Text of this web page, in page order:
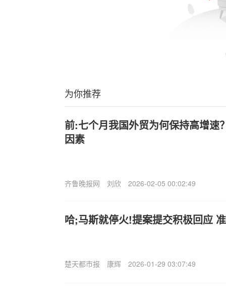
为你推荐
前:七个月我国外贸为何保持高增速
因素
齐鲁晚报网 刘欣 2026-02-05 00:02:49
哈;马斯就停火!提案提交积极回应
楚天都市报 康辉 2026-01-29 03:07:49